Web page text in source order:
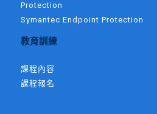
Protection
Symantec Endpoint Protection
教育訓練
課程內容
課程報名